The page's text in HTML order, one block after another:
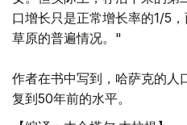
口增长只是正常增长率的1/5
草原的普遍情况。"
作者在书中写到，哈萨克的人
复到50年前的水平。